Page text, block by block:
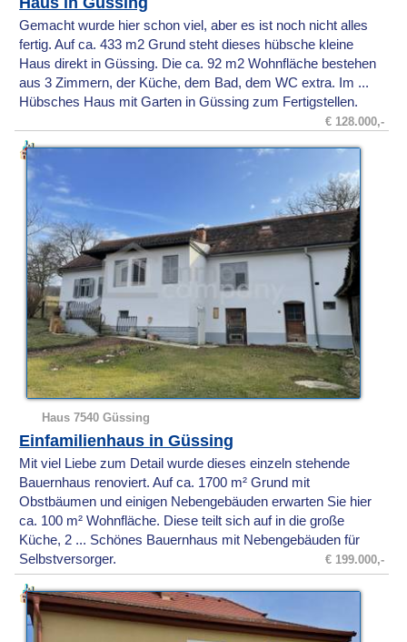
Gemacht wurde hier schon viel, aber es ist noch nicht alles
fertig. Auf ca. 433 m2 Grund steht dieses hübsche kleine
Haus direkt in Güssing. Die ca. 92 m2 Wohnfläche bestehen
aus 3 Zimmern, der Küche, dem Bad, dem WC extra. Im ...
Hübsches Haus mit Garten in Güssing zum Fertigstellen.
€ 128.000,-
Haus 7540 Güssing
Einfamilienhaus in Güssing
Mit viel Liebe zum Detail wurde dieses einzeln stehende
Bauernhaus renoviert. Auf ca. 1700 m² Grund mit
Obstbäumen und einigen Nebengebäuden erwarten Sie hier
ca. 100 m² Wohnfläche. Diese teilt sich auf in die große
Küche, 2 ... Schönes Bauernhaus mit Nebengebäuden für
Selbstversorger.
€ 199.000,-